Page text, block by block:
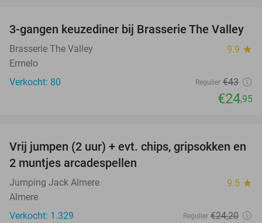
42%
3-gangen keuzediner bij Brasserie The Valley
Brasserie The Valley 9.9 star
Ermelo
Verkocht: 80
Regulier €43
€24,95
38%
Vrij jumpen (2 uur) + evt. chips, gripsokken en
2 muntjes arcadespellen
Jumping Jack Almere 9.5 star
Almere
Verkocht: 1.329
Regulier €24,20